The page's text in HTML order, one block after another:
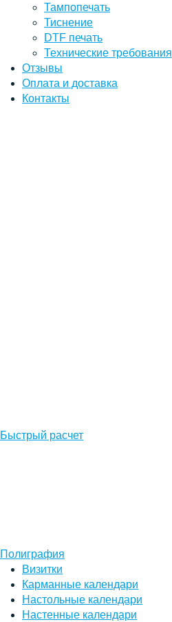
Тампопечать
Тиснение
DTF печать
Технические требования
Отзывы
Оплата и доставка
Контакты
Быстрый расчет
Полиграфия
Визитки
Карманные календари
Настольные календари
Настенные календари